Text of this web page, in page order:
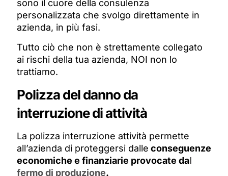
sono il cuore della consulenza
personalizzata che svolgo direttamente in
azienda, in più fasi.
Tutto ciò che non è strettamente collegato
ai rischi della tua azienda, NOI non lo
trattiamo.
Polizza del danno da
interruzione di attività
La polizza interruzione attività permette
all’azienda di proteggersi dalle conseguenze
economiche e finanziarie provocate dal
fermo di produzione.